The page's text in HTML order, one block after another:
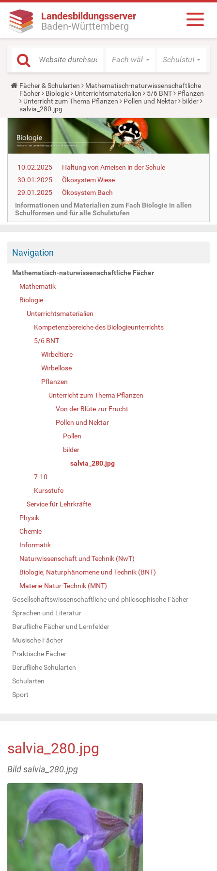
Landesbildungsserver
Baden-Württemberg
Fach wählen Schulstufe
Y
o
u
a
r
e
r
e
Fächer & Schularten
Mathematisch-naturwissenschaftliche
Fächer
Biologie Unterrichtsmaterialien 5/6 BNT
Pflanzen
Unterricht zum Thema Pflanzen
Pollen und Nektar
bilder
salvia_280.jpg
10.02.2025
Haltung von Ameisen in der Schule
30.01.2025
Ökosystem Wiese
29.01.2025
Ökosystem Bach
Informationen und Materialien zum Fach Biologie in allen
Schulformen und für alle Schulstufen
Navigation
Mathematisch-naturwissenschaftliche Fächer
Mathematik
Biologie
Unterrichtsmaterialien
Kompetenzbereiche des Biologieunterrichts
5/6 BNT
Wirbeltiere
Wirbellose
Pflanzen
Unterricht zum Thema Pflanzen
Von der Blüte zur Frucht
Pollen und Nektar
Pollen
bilder
salvia_280.jpg
7-10
Kursstufe
Service für Lehrkräfte
Physik
Chemie
Informatik
Naturwissenschaft und Technik (NwT)
Biologie, Naturphänomene und Technik (BNT)
Materie-Natur-Technik (MNT)
Gesellschaftswissenschaftliche und philosophische Fächer
Sprachen und Literatur
Berufliche Fächer und Lernfelder
Musische Fächer
Praktische Fächer
Berufliche Schularten
Schularten
Sport
salvia_280.jpg
Bild salvia_280.jpg